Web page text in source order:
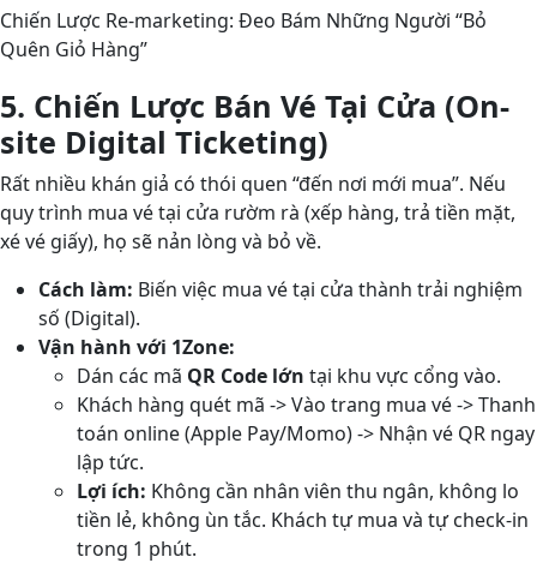
Chiến Lược Re-marketing: Đeo Bám Những Người “Bỏ
Quên Giỏ Hàng”
5. Chiến Lược Bán Vé Tại Cửa (On-
site Digital Ticketing)
Rất nhiều khán giả có thói quen “đến nơi mới mua”. Nếu
quy trình mua vé tại cửa rườm rà (xếp hàng, trả tiền mặt,
xé vé giấy), họ sẽ nản lòng và bỏ về.
Cách làm: Biến việc mua vé tại cửa thành trải nghiệm
số (Digital).
Vận hành với 1Zone:
Dán các mã QR Code lớn tại khu vực cổng vào.
Khách hàng quét mã -> Vào trang mua vé -> Thanh
toán online (Apple Pay/Momo) -> Nhận vé QR ngay
lập tức.
Lợi ích: Không cần nhân viên thu ngân, không lo
tiền lẻ, không ùn tắc. Khách tự mua và tự check-in
trong 1 phút.